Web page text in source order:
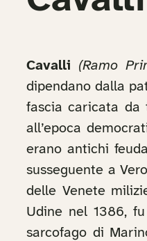
Cavalli (Ramo
dipendano dalla
fascia caricata da
all’epoca
erano antichi
susseguente a
delle Venete
Udine nel 1386,
sarcofago di